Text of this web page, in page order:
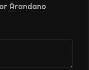
Arandano